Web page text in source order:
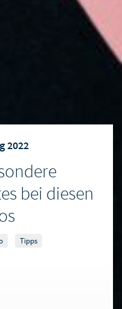
2022
bei diesen
Tipps